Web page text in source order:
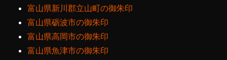
富山県新川郡立山町の御朱印
富山県砺波市の御朱印
富山県高岡市の御朱印
富山県魚津市の御朱印